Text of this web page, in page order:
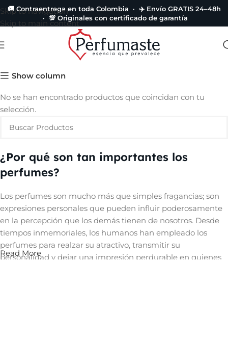
🚚 Contraentrega en toda Colombia · ✈️ Envío GRATIS 24–48h
· 💯 Originales con certificado de garantía
Skip to navigation
Skip to main content
240 ml
Show column
No se han encontrado productos que coincidan con tu
selección.
¿Por qué son tan importantes los
perfumes?
Los perfumes son mucho más que simples fragancias; son
expresiones personales que pueden influir poderosamente
en la percepción que los demás tienen de nosotros. Desde
tiempos inmemoriales, los humanos han empleado los
perfumes para realzar su atractivo, transmitir su
personalidad y dejar una impresión perdurable en quienes
Read More